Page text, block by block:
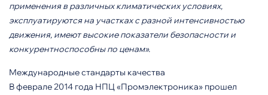
применения в различных климатических условиях,
эксплуатируются на участках с разной интенсивностью
движения, имеют высокие показатели безопасности и
конкурентноспособны по ценам».
Международные стандарты качества
В феврале 2014 года НПЦ «Промэлектроника» прошел